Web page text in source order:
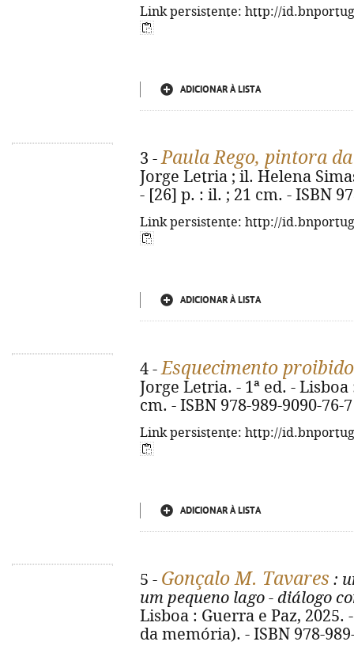
Link persistente: http://
ADICIONAR À LISTA
3 -Paula Rego, pintora
Jorge Letria ; il. Helena
- [26] p. : il. ; 21 cm. - ISBN
Link persistente: http://
ADICIONAR À LISTA
4 -Esquecimento proibido
Jorge Letria. - 1ª ed. -
cm. - ISBN 978-989-9090-76-7
Link persistente: http://
ADICIONAR À LISTA
5 - Gonçalo M. Tavares :
um pequeno lago - diálogo
Lisboa : Guerra e Paz, 2025.
da memória). - ISBN 978-